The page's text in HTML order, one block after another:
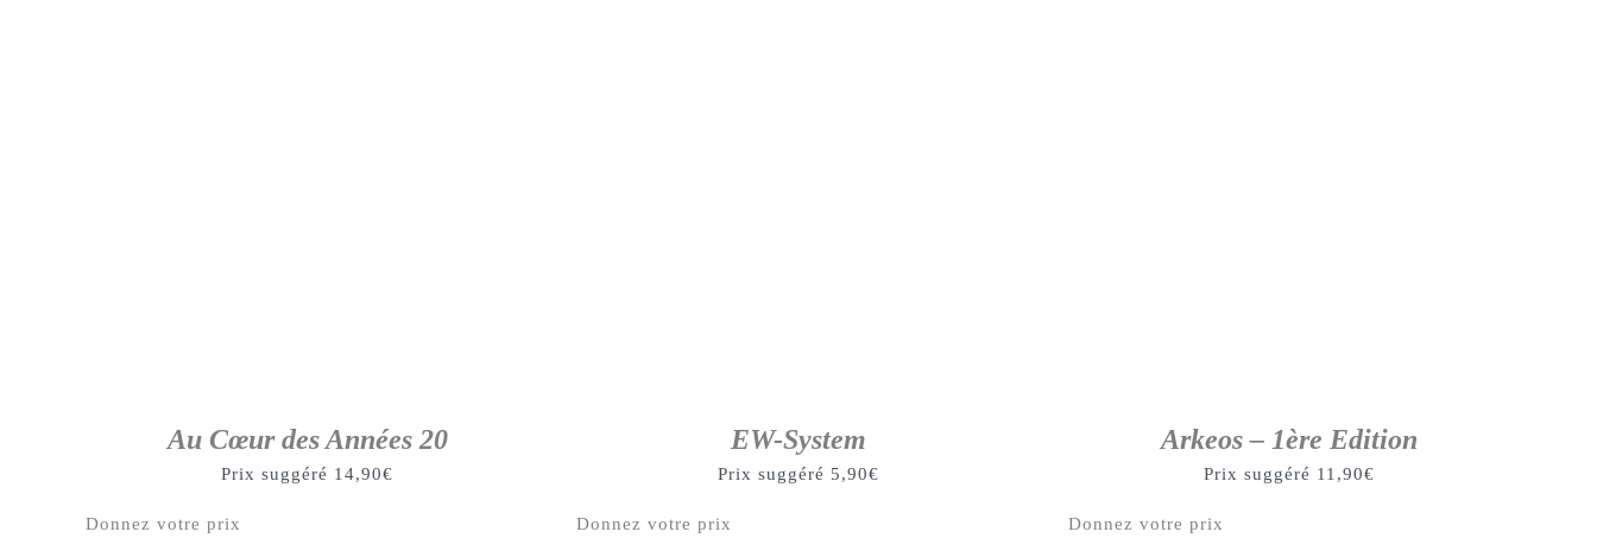
Au Cœur des Années 20
Prix suggéré 14,90€
Donnez votre prix
EW-System
Prix suggéré 5,90€
Donnez votre prix
Arkeos – 1ère Edition
Prix suggéré 11,90€
Donnez votre prix